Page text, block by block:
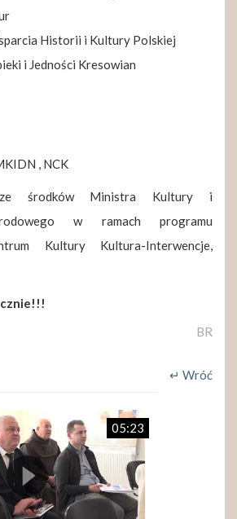
Historii i Kultury Polskiej
i Jedności Kresowian
, NCK
ze środków Ministra Kultury i
w ramach programu
Kultury Kultura-Interwencje,
BR
↵ Wróć
05:23